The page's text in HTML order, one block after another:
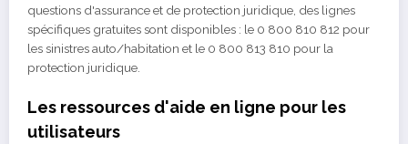
questions d'assurance et de protection juridique, des lignes
spécifiques gratuites sont disponibles : le 0 800 810 812 pour
les sinistres auto/habitation et le 0 800 813 810 pour la
protection juridique.
Les ressources d'aide en ligne pour les
utilisateurs